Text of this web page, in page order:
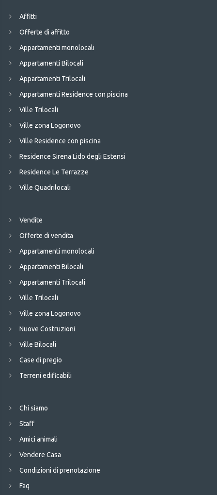
Affitti
Offerte di affitto
Appartamenti monolocali
Appartamenti Bilocali
Appartamenti Trilocali
Appartamenti Residence con piscina
Ville Trilocali
Ville zona Logonovo
Ville Residence con piscina
Residence Sirena Lido degli Estensi
Residence Le Terrazze
Ville Quadrilocali
Vendite
Offerte di vendita
Appartamenti monolocali
Appartamenti Bilocali
Appartamenti Trilocali
Ville Trilocali
Ville zona Logonovo
Nuove Costruzioni
Ville Bilocali
Case di pregio
Terreni edificabili
Chi siamo
Staff
Amici animali
Vendere Casa
Condizioni di prenotazione
Faq